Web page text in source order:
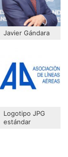
Javier Gándara
Logotipo JPG
estándar